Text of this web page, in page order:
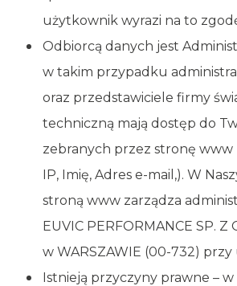
użytkownik wyrazi na to
Odbiorcą danych jest
w takim przypadku
oraz przedstawiciele firmy
techniczną mają dostęp do
zebranych przez stronę www
IP, Imię, Adres e-mail,). W
stroną www zarządza
EUVIC PERFORMANCE SP. Z
w WARSZAWIE (00-732) przy
Istnieją przyczyny prawne –